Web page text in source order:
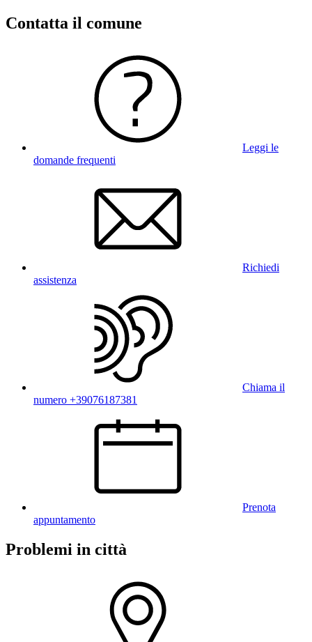
Contatta il comune
Leggi le
domande frequenti
Richiedi
assistenza
Chiama il
numero +39076187381
Prenota
appuntamento
Problemi in città